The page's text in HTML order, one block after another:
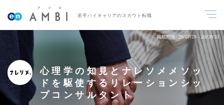
若手ハイキャリアのスカウト転職
掲載期間 26/07/28～26/08/10
心理学の知見とナレソメメソッ
ドを駆使するリレーションシッ
プコンサルタント